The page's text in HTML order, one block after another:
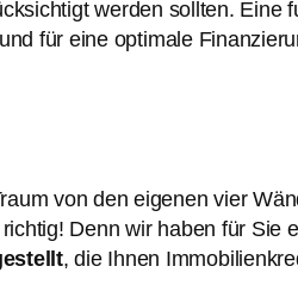
werden sollten. Eine
für eine optimale
von den eigenen vier
Denn wir haben für Sie
, die Ihnen